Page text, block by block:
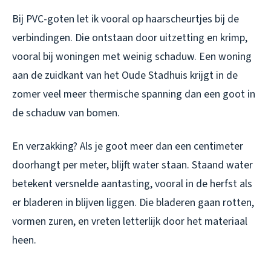
Bij PVC-goten let ik vooral op haarscheurtjes bij de
verbindingen. Die ontstaan door uitzetting en krimp,
vooral bij woningen met weinig schaduw. Een woning
aan de zuidkant van het Oude Stadhuis krijgt in de
zomer veel meer thermische spanning dan een goot in
de schaduw van bomen.
En verzakking? Als je goot meer dan een centimeter
doorhangt per meter, blijft water staan. Staand water
betekent versnelde aantasting, vooral in de herfst als
er bladeren in blijven liggen. Die bladeren gaan rotten,
vormen zuren, en vreten letterlijk door het materiaal
heen.